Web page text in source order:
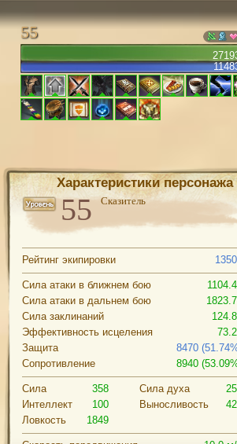
55
Характеристики персонажа
Сказитель
Рейтинг экипировки
Сила атаки в ближнем бою
Сила атаки в дальнем бою
Сила заклинаний
Эффективность исцеления
Защита
8470
Сопротивление
8940
Сила
358
Интеллект
100
Ловкость
1849
Cила духа
Выносливость